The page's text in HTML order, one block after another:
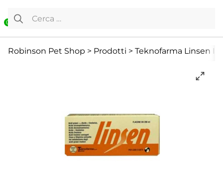
0
Ricerca per:
Robinson Pet Shop > Prodotti > Teknofarma Linsen